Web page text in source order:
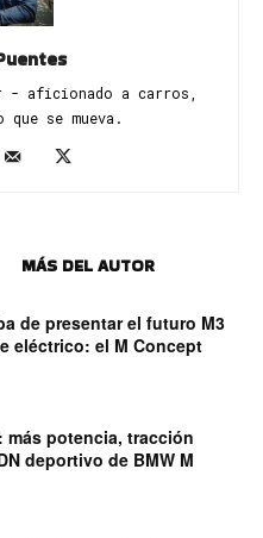
- aficionado a carros,
se mueva.
MÁS DEL AUTOR
de presentar el futuro M3
eléctrico: el M Concept
más potencia, tracción
deportivo de BMW M